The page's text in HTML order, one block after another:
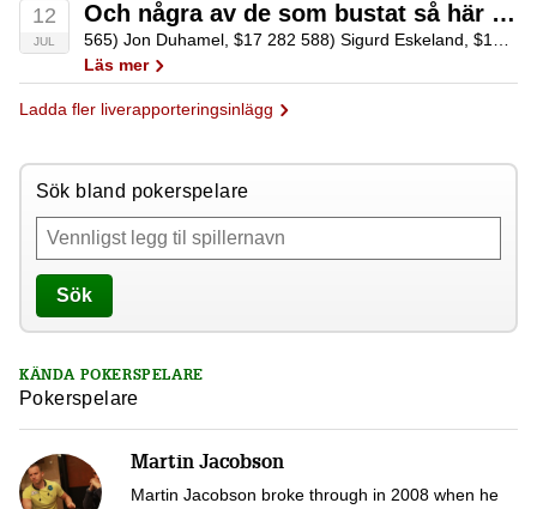
12
JUL
Och några av de som bustat så här långt…
Läs mer
Ladda fler liverapporteringsinlägg
Sök bland pokerspelare
Sök
KÄNDA POKERSPELARE
Pokerspelare
Martin Jacobson
Martin Jacobson broke through in 2008 when he